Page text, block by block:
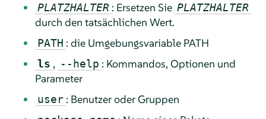
PLATZHALTER : Ersetzen Sie PLATZHALTER
durch den tatsächlichen Wert.
PATH : die Umgebungsvariable PATH
ls , --help : Kommandos, Optionen und
Parameter
user : Benutzer oder Gruppen